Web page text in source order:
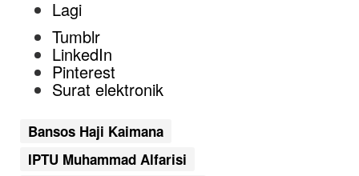
Lagi
Tumblr
LinkedIn
Pinterest
Surat elektronik
Bansos Haji Kaimana
IPTU Muhammad Alfarisi